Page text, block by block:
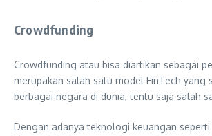
Crowdfunding
Crowdfunding atau bisa diartikan sebagai
merupakan salah satu model FinTech yang
berbagai negara di dunia, tentu saja salah
Dengan adanya teknologi keuangan seperti